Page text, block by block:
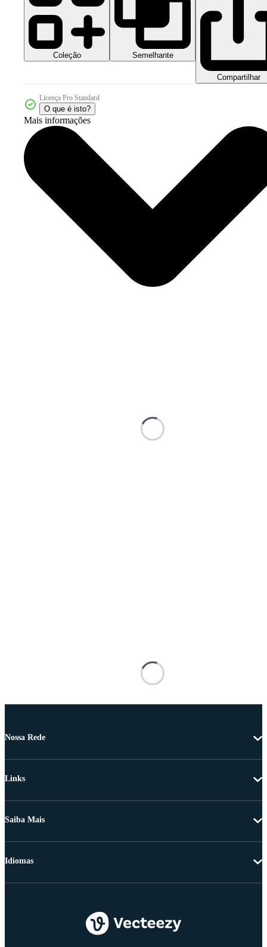
Coleção Semelhante
Compartilhar
Licença Pro Standard
O que é isto?
Mais informações
Nossa Rede
Links
Saiba Mais
Idiomas